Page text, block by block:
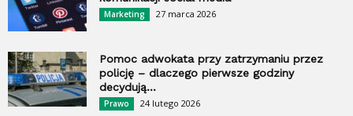
Marketing 27 marca 2026
Pomoc adwokata przy zatrzymaniu przez
policję – dlaczego pierwsze godziny
decydują...
Prawo 24 lutego 2026